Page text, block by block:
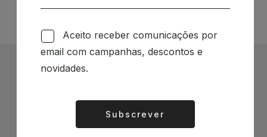
Mantenha-se a par das novidades e descontos
Aceito receber comunicações por
email com campanhas, descontos e
novidades.
Subscrever